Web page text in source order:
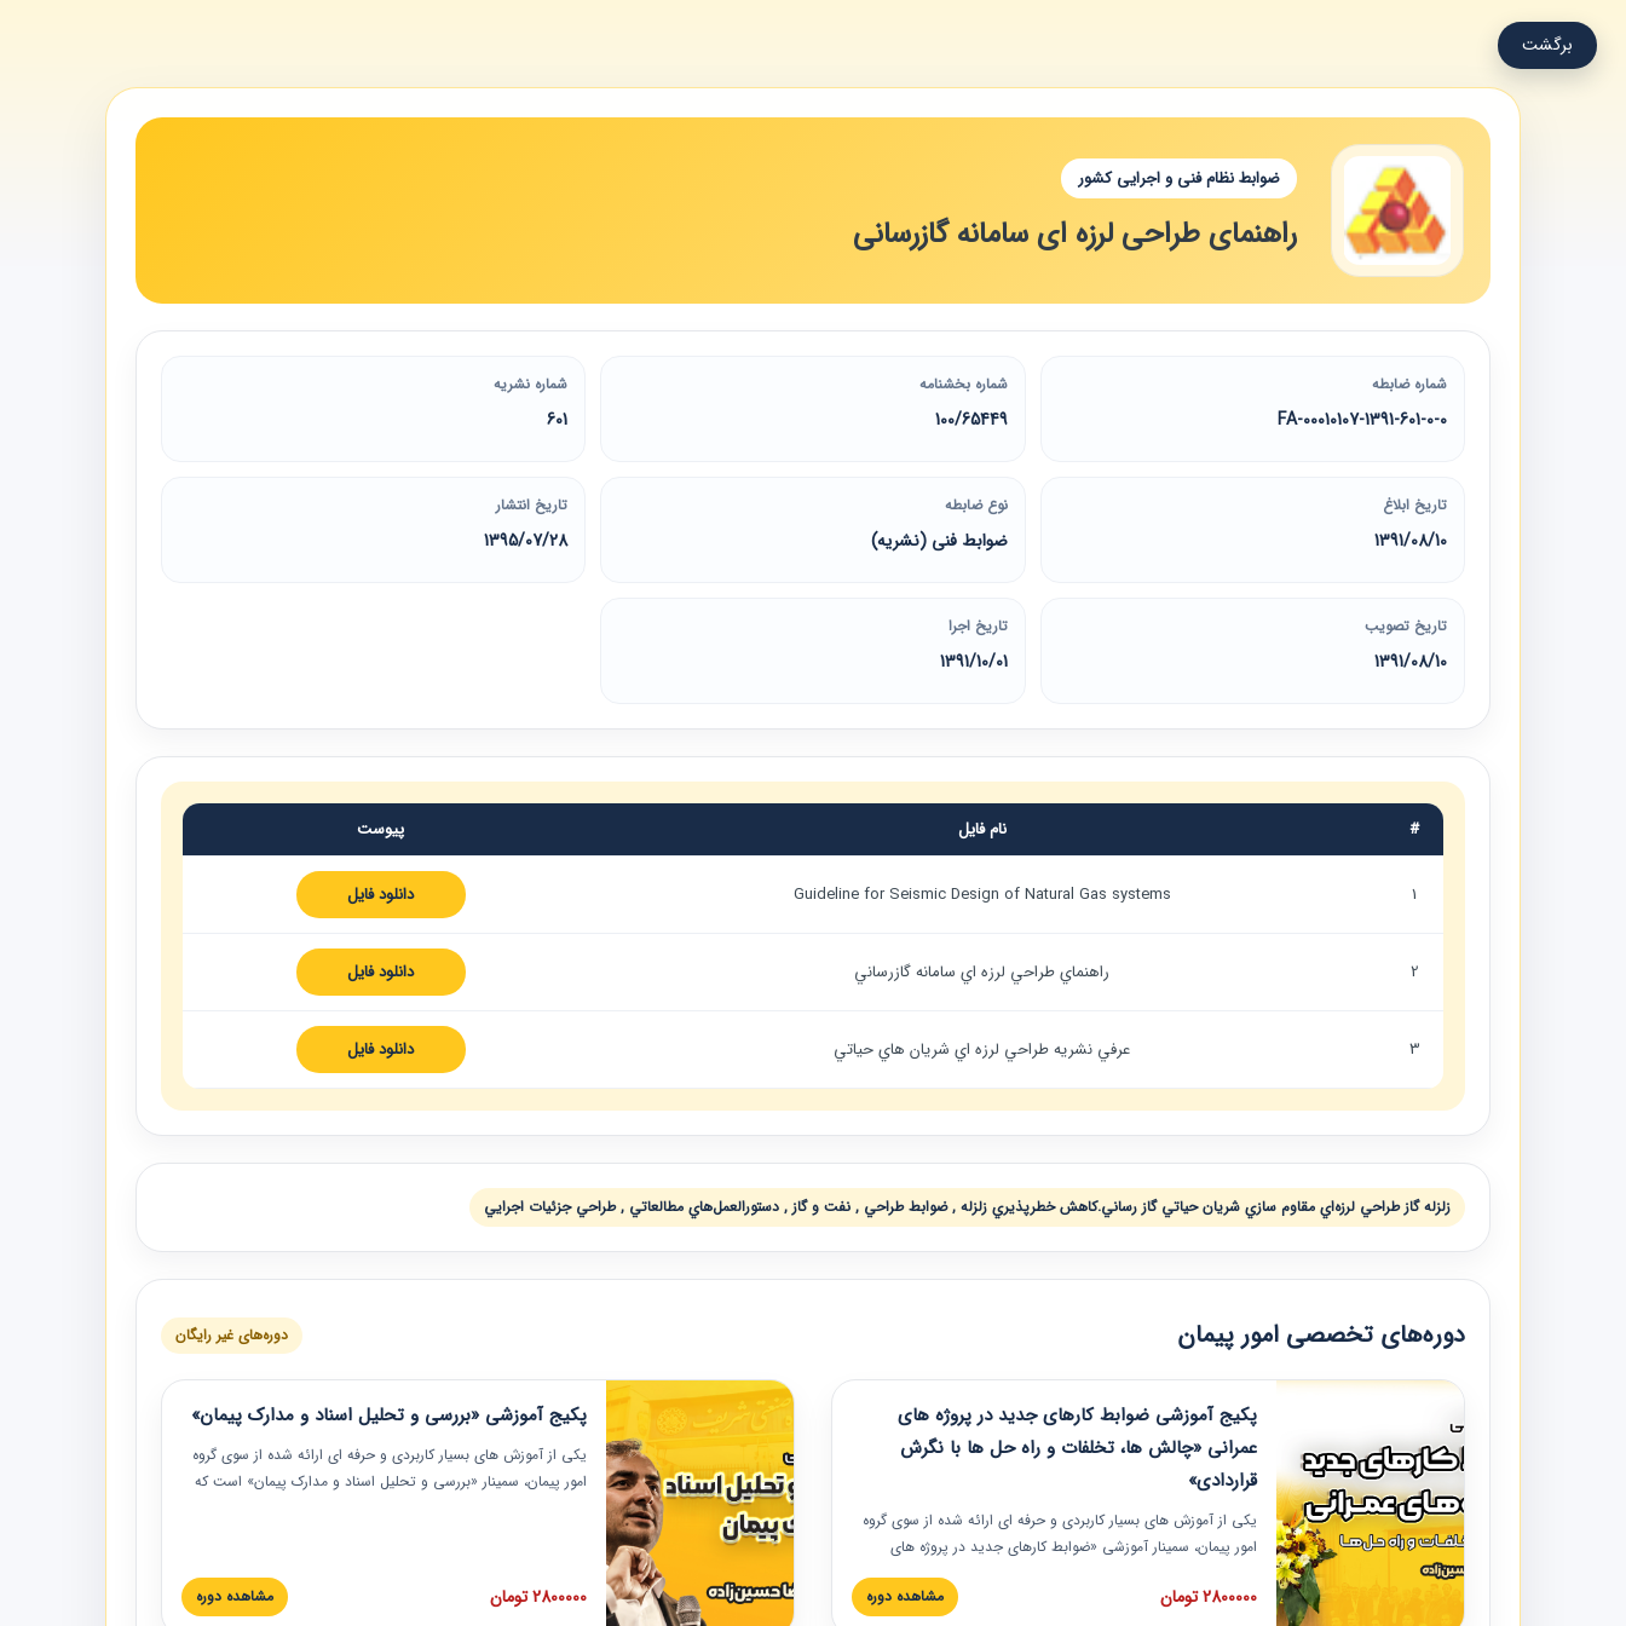
برگشت
ضوابط نظام فنی و اجرایی کشور
راهنمای طراحی لرزه ای سامانه گازرسانی
شماره ضابطه
00010107-1391-601-0-0-FA
شماره بخشنامه
100/65449
شماره نشریه
601
تاریخ ابلاغ
1391/08/10
نوع ضابطه
ضوابط فنی (نشریه)
تاریخ انتشار
1395/07/28
تاریخ تصویب
1391/08/10
تاریخ اجرا
1391/10/01
# نام فایل پیوست
1
Guideline for Seismic Design of Natural Gas systems دانلود فایل
2 راهنماي طراحي لرزه اي سامانه گازرساني دانلود فایل
3 عرفي نشريه طراحي لرزه اي شريان هاي حياتي دانلود فایل
زلزله گاز طراحي لرزه‌اي مقاوم سازي شريان حياتي گاز رساني.كاهش خطرپذيري زلزله , ضوابط طراحي , نفت و گاز , دستورالعمل‌هاي مطالعاتي , طراحي جزئيات اجرايي
دوره‌های تخصصی امور پیمان دوره‌های غیر رایگان
پکیج آموزشی ضوابط کارهای جدید در پروژه های
عمرانی «چالش ها، تخلفات و راه حل ها با نگرش
قراردادی»
یکی از آموزش‏‏‏‏‏‏ های بسیار کاربردی و حرفه‏ ای ارائه شده از سوی گروه
امور پیمان، سمینار آموزشی «ضوابط کارهای جدید در پروژه های
عمرانی» چالش ها، تخلفات و راه حل ها با نگرش قراردادی است که
در محل سندیکای شرکت های ساختمانی کشور ارائه شد. در این
2800000 تومان مشاهده دوره
پکیج آموزشی «بررسی و تحلیل اسناد و مدارک پیمان»
یکی از آموزش‏‏‏‏‏‏ های بسیار کاربردی و حرفه‏ ای ارائه شده از سوی گروه
امور پیمان، سمینار «بررسی و تحلیل اسناد و مدارک پیمان» است که
عملی در این خصوص ارائه شده است.
2800000 تومان مشاهده دوره